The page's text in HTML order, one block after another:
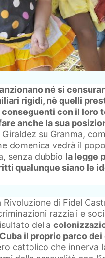
né si
rigidi, nè quelli
con il loro
anche la sua
Giraldez su Granma,
domenica vedrà il
senza dubbio la legge
qualunque siano le
Rivoluzione di Fidel
razziali e
della
il proprio parco
cattolico che innerva